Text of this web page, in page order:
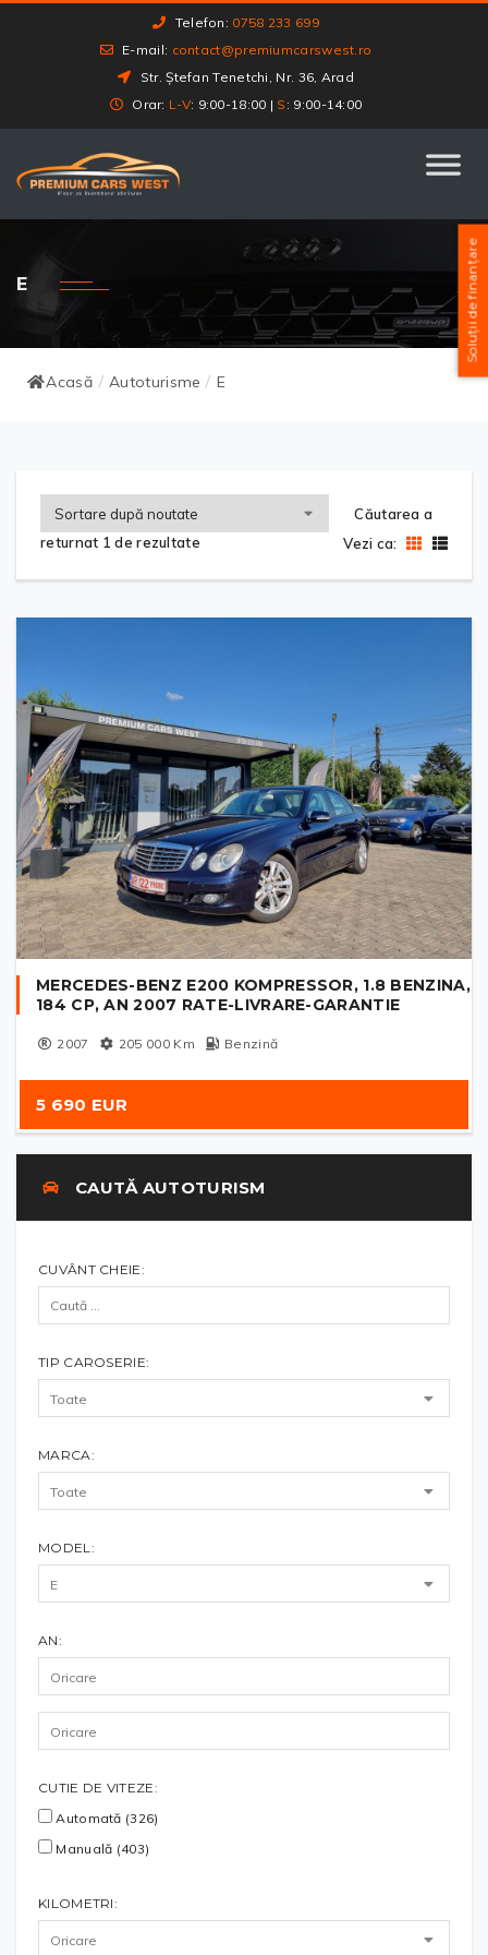
Telefon: 0758 233 699
E-mail: contact@premiumcarswest.ro
Str. Ștefan Tenetchi, Nr. 36, Arad
Orar: L-V: 9:00-18:00 | S : 9:00-14:00
E
Acasă / Autoturisme / E
Căutarea a
returnat 1 de rezultate
Vezi ca:
MERCEDES-BENZ E200 KOMPRESSOR, 1.8 BENZINA,
184 CP, AN 2007 RATE-LIVRARE-GARANTIE
2007 205 000Km Benzină
5 690 EUR
CAUTĂ AUTOTURISM
CUVÂNT CHEIE:
TIP CAROSERIE:
MARCA:
MODEL:
AN:
CUTIE DE VITEZE:
Automată (326)
Manuală (403)
KILOMETRI:
Soluții de finanțare